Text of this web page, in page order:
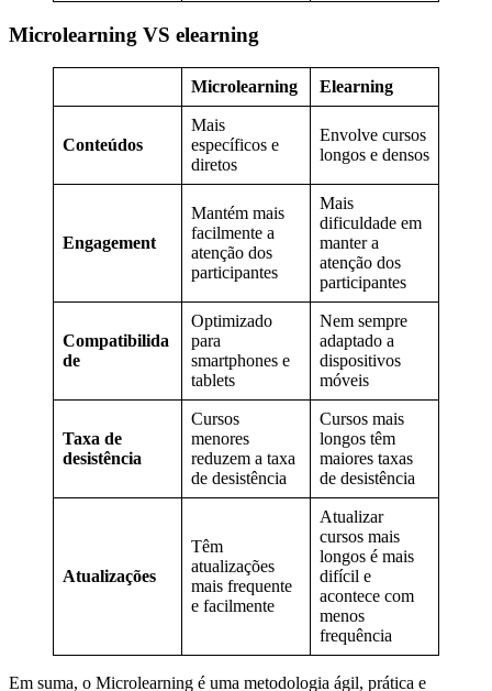
Microlearning VS elearning
Microlearning Elearning
Conteúdos
Mais
específicos e
diretos
Envolve cursos
longos e densos
Engagement
Mantém mais
facilmente a
atenção dos
participantes
Mais
dificuldade em
manter a
atenção dos
participantes
Compatibilida
de
Optimizado
para
smartphones e
tablets
Nem sempre
adaptado a
dispositivos
móveis
Taxa de
desistência
Cursos
menores
reduzem a taxa
de desistência
Cursos mais
longos têm
maiores taxas
de desistência
Atualizações
Têm
atualizações
mais frequente
e facilmente
Atualizar
cursos mais
longos é mais
difícil e
acontece com
menos
frequência
Em suma, o Microlearning é uma metodologia ágil, prática e